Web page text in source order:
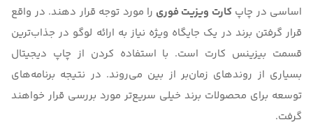
اساسی در چاپکارت ویزیت فوری را مورد توجه قرار دهند. در واقع
قرار گرفتن برند در یک جایگاه ویژه نیاز به ارائه لوگو در جذاب‌ترین
قسمت بیزینس کارت است. با استفاده کردن از چاپ دیجیتال
بسیاری از روندهای زمان‌بر از بین می‌روند. در نتیجه برنامه‌های
توسعه برای محصولات برند خیلی سریع‌تر مورد بررسی قرار خواهند
گرفت.